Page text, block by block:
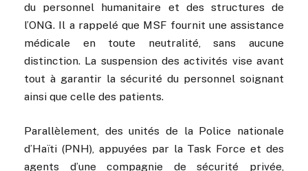
du personnel humanitaire et des structures de
l’ONG. Il a rappelé que MSF fournit une assistance
médicale en toute neutralité, sans aucune
distinction. La suspension des activités vise avant
tout à garantir la sécurité du personnel soignant
ainsi que celle des patients.
Parallèlement, des unités de la Police nationale
d’Haïti (PNH), appuyées par la Task Force et des
agents d’une compagnie de sécurité privée,